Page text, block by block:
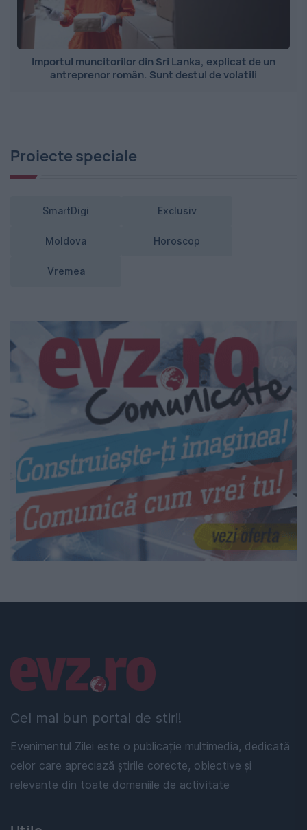
Importul muncitorilor din Sri Lanka, explicat de un
antreprenor român. Sunt destul de volatili
Proiecte speciale
SmartDigi Exclusiv
Moldova Horoscop
Vremea
Cel mai bun portal de stiri!
Evenimentul Zilei este o publicație multimedia, dedicată
celor care apreciază știrile corecte, obiective și
relevante din toate domeniile de activitate
Linkuri utile